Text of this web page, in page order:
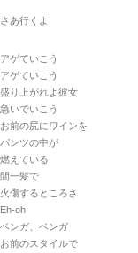
さあ行くよ
アゲていこう
アゲていこう
盛り上がれよ彼女
急いでいこう
お前の尻にワインを
パンツの中が
燃えている
間一髪で
火傷するところさ
Eh-oh
ベンガ、ベンガ
お前のスタイルで